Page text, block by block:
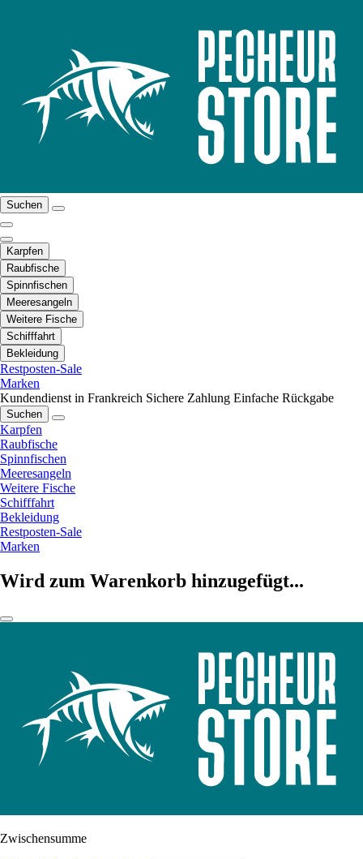
Suchen
Karpfen
Raubfische
Spinnfischen
Meeresangeln
Weitere Fische
Schifffahrt
Bekleidung
Restposten-Sale
Marken
Kundendienst in Frankreich Sichere Zahlung Einfache Rückgabe
Suchen
Karpfen
Raubfische
Spinnfischen
Meeresangeln
Weitere Fische
Schifffahrt
Bekleidung
Restposten-Sale
Marken
Wird zum Warenkorb hinzugefügt...
Zwischensumme